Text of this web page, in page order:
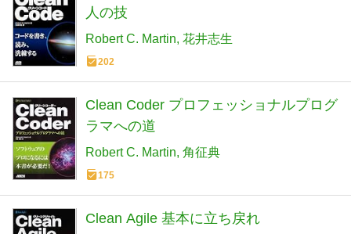
人の技
Robert C. Martin 花井志生
202
Clean Coder プロフェッショナルプログ
ラマへの道
Robert C. Martin 角征典
175
Clean Agile 基本に立ち戻れ